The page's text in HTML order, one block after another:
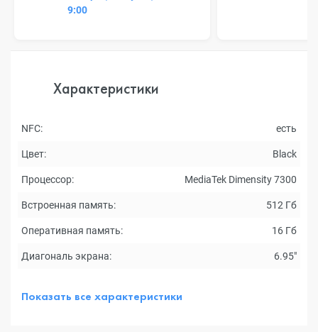
9:00
Характеристики
NFC: есть
Цвет: Black
Процессор: MediaTek Dimensity 7300
Встроенная память: 512 Гб
Оперативная память: 16 Гб
Диагональ экрана: 6.95"
Показать все характеристики